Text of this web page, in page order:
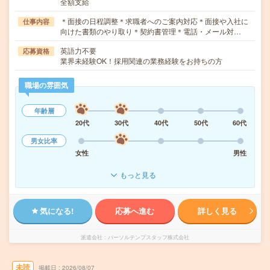
仕事内容
＊面接の日程調整＊求職者へのご案内対応＊面接や入社に
向けた書類のやり取り＊契約書管理＊電話・メール対…
応募資格
英語力不要
業界未経験OK！採用関連の業務経験をお持ちの方
職場の雰囲気
年齢層
20代
30代 40代 50代
60代
男女比率
女性
男性
もっと見る
気になる! 応募へ進む 詳しく見る
派遣会社 パーソルテンプスタッフ株式会社
未読 掲載日 2026/08/07